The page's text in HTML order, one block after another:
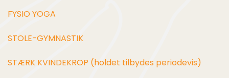
FYSIO YOGA
STOLE-GYMNASTIK
STÆRK KVINDEKROP (holdet tilbydes periodevis)